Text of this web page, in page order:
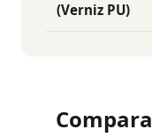
(Verniz PU)